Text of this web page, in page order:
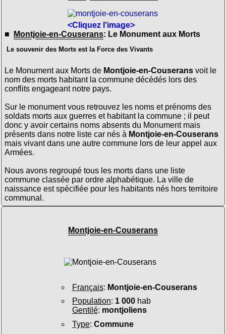
<Cliquez l'image>
■
Montjoie-en-Couserans: Le Monument aux Morts
Le souvenir des Morts est la Force des Vivants
Le Monument aux Morts de Montjoie-en-Couseransvoit le
nom des morts habitant la commune décédés lors des
conflits engageant notre pays.
Sur le monument vous retrouvez les noms et prénoms des
soldats morts aux guerres et habitant la commune ; il peut
donc y avoir certains noms absents du Monument mais
présents dans notre liste car nés à Montjoie-en-Couserans
mais vivant dans une autre commune lors de leur appel aux
Armées.
Nous avons regroupé tous les morts dans une liste
commune classée par ordre alphabétique. La ville de
naissance est spécifiée pour les habitants nés hors territoire
communal.
Montjoie-en-Couserans
Français: Montjoie-en-Couserans
Population: 1 000hab
Gentilé: montjoliens
Type: Commune